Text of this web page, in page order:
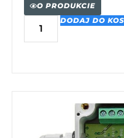
O PRODUKCIE
DODAJ DO